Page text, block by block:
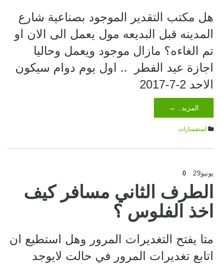
هل مكتب التقدير الموجود بصناعية شارع
المدينه قبل البديعه مول يعمل الى الان او
تم الغاءه؟ مازال موجود ويعمل وحاليا
اجازة عيد الفطر .. اول يوم دوام سيكون
الاحد 2-7-2017
المزيد.. →
استفسارات
يونيو29
0
الطرف الثاني مسافر كيف
اخذ الفلوس ؟
متا يفتح التغديرات المرور وهل استطيع ان
اتابع تغديرات المرور في حالت لايوجد